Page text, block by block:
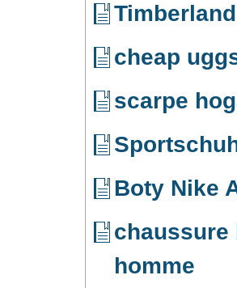
cheap
scarpe
Boty Nike
chaussure
homme